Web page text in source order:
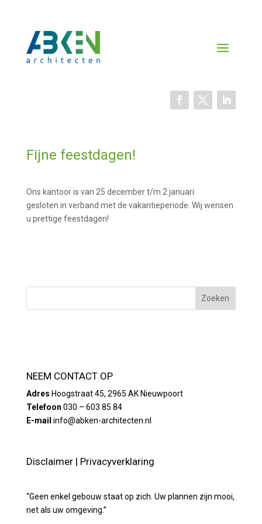
Fijne feestdagen!
Ons kantoor is van 25 december t/m 2 januari
gesloten in verband met de vakantieperiode. Wij wensen
u prettige feestdagen!
NEEM CONTACT OP
Adres Hoogstraat 45, 2965 AK Nieuwpoort
Telefoon 030 – 603 85 84
E-mail info@abken-architecten.nl
Disclaimer| Privacyverklaring
“Geen enkel gebouw staat op zich. Uw plannen zijn mooi,
net als uw omgeving.”